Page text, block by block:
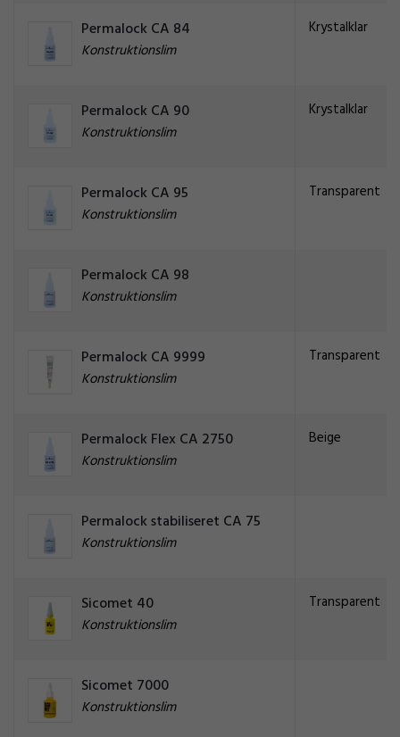
Permalock CA 84
Konstruktionslim
Krystalklar
Permalock CA 90
Konstruktionslim
Krystalklar
Permalock CA 95
Konstruktionslim
Transparent
Permalock CA 98
Konstruktionslim
Permalock CA 9999
Konstruktionslim
Transparent
Permalock Flex CA 2750
Konstruktionslim
Beige
Permalock stabiliseret CA 75
Konstruktionslim
Sicomet 40
Konstruktionslim
Transparent
Sicomet 7000
Konstruktionslim